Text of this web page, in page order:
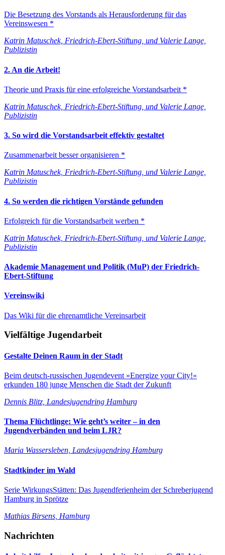
Die Besetzung des Vorstands als Herausforderung für das
Vereinswesen *
Katrin Matuschek, Friedrich-Ebert-Stiftung, und Valerie Lange,
Publizistin
2. An die Arbeit!
Theorie und Praxis für eine erfolgreiche Vorstandsarbeit *
Katrin Matuschek, Friedrich-Ebert-Stiftung, und Valerie Lange,
Publizistin
3. So wird die Vorstandsarbeit effektiv gestaltet
Zusammenarbeit besser organisieren *
Katrin Matuschek, Friedrich-Ebert-Stiftung, und Valerie Lange,
Publizistin
4. So werden die richtigen Vorstände gefunden
Erfolgreich für die Vorstandsarbeit werben *
Katrin Matuschek, Friedrich-Ebert-Stiftung, und Valerie Lange,
Publizistin
Akademie Management und Politik (MuP) der Friedrich-
Ebert-Stiftung
Vereinswiki
Das Wiki für die ehrenamtliche Vereinsarbeit
Vielfältige Jugendarbeit
Gestalte Deinen Raum in der Stadt
Beim deutsch-russischen Jugendevent »Energize your City!«
erkunden 180 junge Menschen die Stadt der Zukunft
Dennis Blitz, Landesjugendring Hamburg
Thema Flüchtlinge: Wie geht’s weiter – in den
Jugendverbänden und beim LJR?
Maria Wassersleben, Landesjugendring Hamburg
Stadtkinder im Wald
Serie WirkungsStätten: Das Jugendferienheim der Schreberjugend
Hamburg in Sprötze
Mathias Birsens, Hamburg
Nachrichten